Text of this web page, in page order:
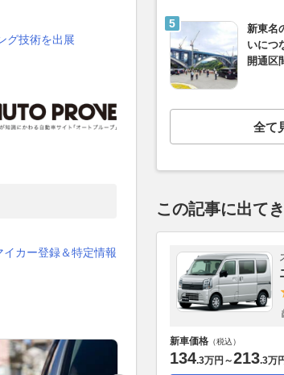
グ技術を出展
イカー登録＆特定情報
新東名
いにつ
開通区
全て
この記事に出て
新車価格 （税込）
134.3万円 ～213.3万